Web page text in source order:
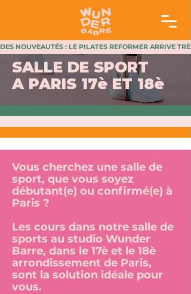
DES NOUVEAUTÉS : LE PILATES REFORMER ARRIVE
SALLE DE SPORT
A PARIS 17è ET 18è
Vous cherchez une salle de
sport, que vous soyez
débutant(e) ou confirmé(e) à
Paris ?
Les cours dans notre salle de
sports au studio Wunder
Barre, dans le 17è et le 18è
arrondissement de Paris,
sont la solution idéale pour
vous.